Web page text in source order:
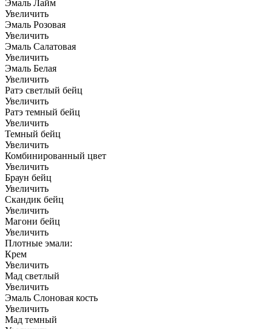
Эмаль Лайм
Увеличить
Эмаль Розовая
Увеличить
Эмаль Салатовая
Увеличить
Эмаль Белая
Увеличить
Ратэ светлый бейц
Увеличить
Ратэ темный бейц
Увеличить
Темный бейц
Увеличить
Комбинированный цвет
Увеличить
Браун бейц
Увеличить
Скандик бейц
Увеличить
Магони бейц
Увеличить
Плотные эмали:
Крем
Увеличить
Мад светлый
Увеличить
Эмаль Слоновая кость
Увеличить
Мад темный